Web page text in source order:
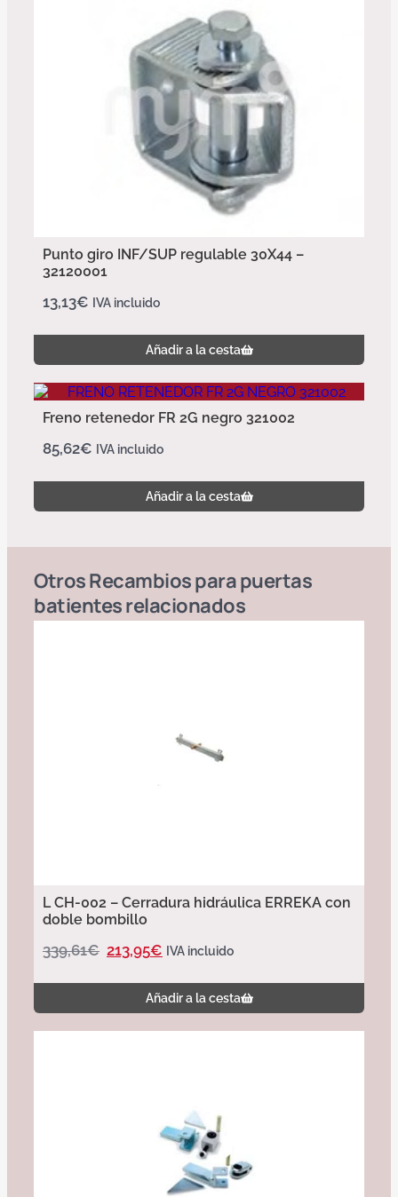
Punto giro INF/SUP regulable 30X44 –
32120001
13,13€ IVA incluido
Añadir a la cesta
Freno retenedor FR 2G negro 321002
85,62€ IVA incluido
Añadir a la cesta
OtrosRecambios para puertas
batientesrelacionados
L CH-002 – Cerradura hidráulica ERREKA con
doble bombillo
339,61€ 213,95€ IVA incluido
Añadir a la cesta